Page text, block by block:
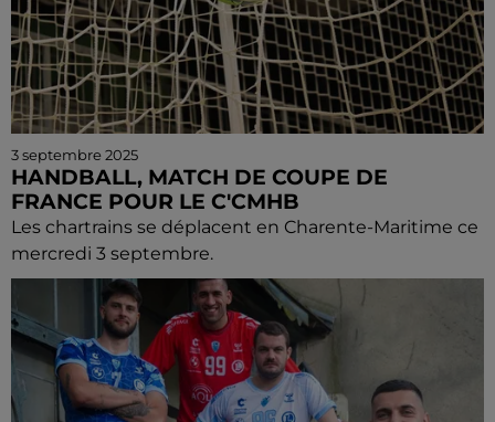
3 septembre 2025
HANDBALL, MATCH DE COUPE DE
FRANCE POUR LE C'CMHB
Les chartrains se déplacent en Charente-Maritime ce
mercredi 3 septembre.